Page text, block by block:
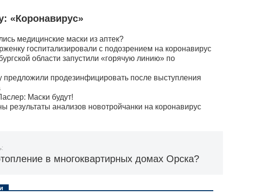
«Коронавирус»
медицинские маски из аптек?
госпитализировали с подозрением на коронавирус
области запустили «горячую линию» по
предложили продезинфицировать после выступления
Маски будут!
результаты анализов новотройчанки на коронавирус
в многоквартирных домах Орска?